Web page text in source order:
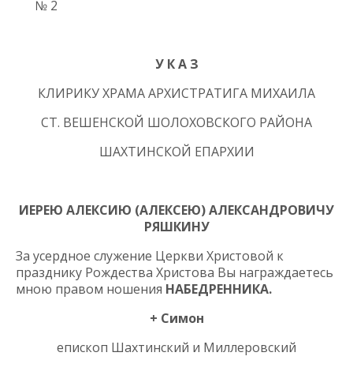
№ 2
У К А З
КЛИРИКУ ХРАМА АРХИСТРАТИГА МИХАИЛА
СТ. ВЕШЕНСКОЙ ШОЛОХОВСКОГО РАЙОНА
ШАХТИНСКОЙ ЕПАРХИИ
ИЕРЕЮ АЛЕКСИЮ (АЛЕКСЕЮ) АЛЕКСАНДРОВИЧУ
РЯШКИНУ
За усердное служение Церкви Христовой к
празднику Рождества Христова Вы награждаетесь
мною правом ношения НАБЕДРЕННИКА.
+ Симон
епископ Шахтинский и Миллеровский